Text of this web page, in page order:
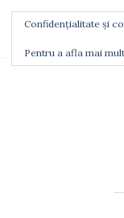
Confidențialitate și
Pentru a afla mai